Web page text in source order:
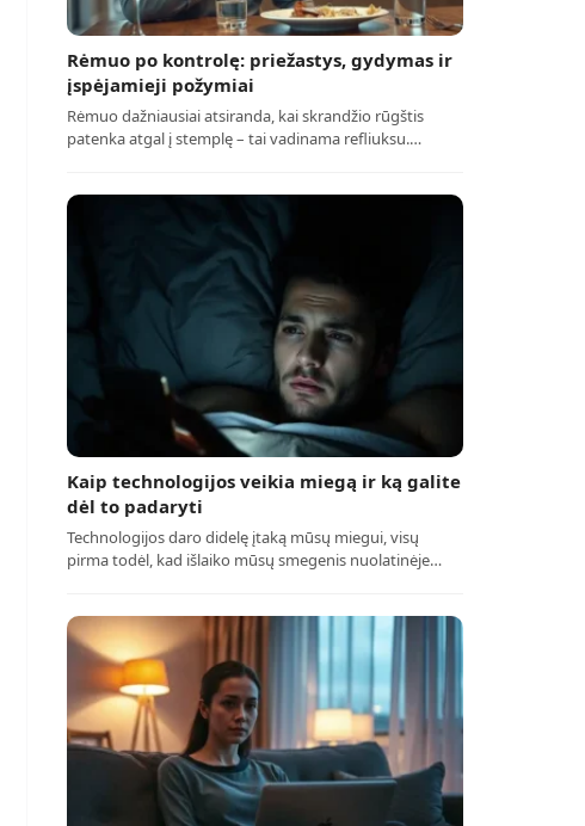
Rėmuo po kontrolę: priežastys, gydymas ir
įspėjamieji požymiai
Rėmuo dažniausiai atsiranda, kai skrandžio rūgštis
patenka atgal į stemplę – tai vadinama refliuksu.…
Kaip technologijos veikia miegą ir ką galite
dėl to padaryti
Technologijos daro didelę įtaką mūsų miegui, visų
pirma todėl, kad išlaiko mūsų smegenis nuolatinėje…